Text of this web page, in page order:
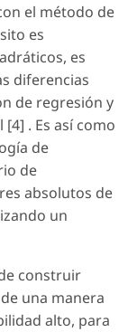
el método de
es
es
diferencias
de regresión y
. Es así como
de
de
absolutos de
un
construir
una manera
alto, para